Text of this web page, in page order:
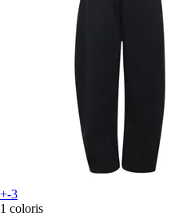
+-3
1 coloris